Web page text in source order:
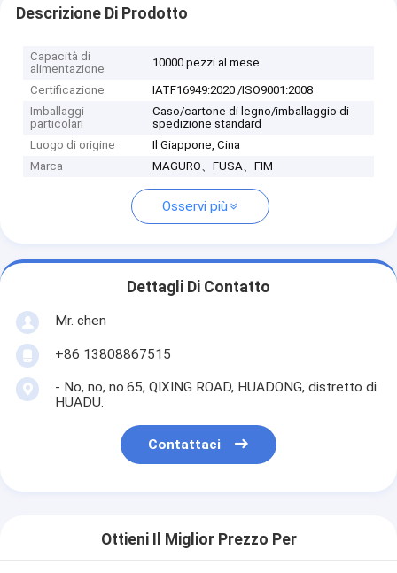
Descrizione Di Prodotto
Capacità di
alimentazione
10000 pezzi al mese
Certificazione
IATF16949:2020 /ISO9001:2008
Imballaggi
particolari
Caso/cartone di legno/imballaggio di
spedizione standard
Luogo di origine
Il Giappone, Cina
Marca
MAGURO、FUSA、FIM
Osservi più
Dettagli Di Contatto
Mr. chen
+86 13808867515
- No, no, no.65, QIXING ROAD, HUADONG, distretto di
HUADU.
Contattaci
Ottieni Il Miglior Prezzo Per